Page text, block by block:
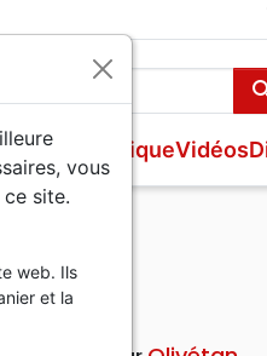
Musique
fête
Vidéos
vous
site.
web. Ils
et la